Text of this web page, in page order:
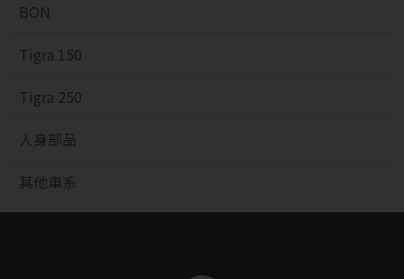
BON
Tigra 150
Tigra 250
人身部品
其他車系